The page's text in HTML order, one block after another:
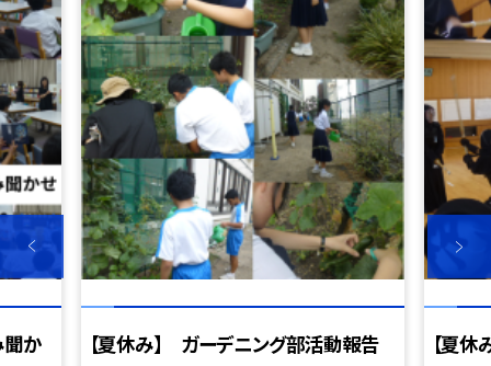
か
【夏休み】 ガーデニング部活動報告
【夏